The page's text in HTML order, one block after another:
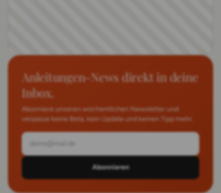
Anleitungen-News direkt in deine
Inbox.
Abonniere unseren wöchentlichen Newsletter und
verpasse keine Beta, kein Update und keinen Tipp mehr.
Abonnieren